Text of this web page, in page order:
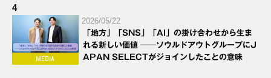
4
2026/05/22
「地方」「SNS」「AI」の掛け合わせから生ま
れる新しい価値 ──ソウルドアウトグループにJ
APAN SELECTがジョインしたことの意味